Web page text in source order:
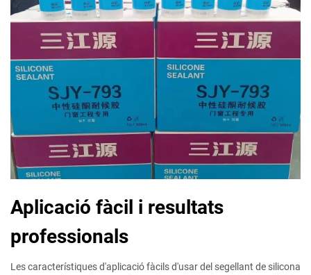
Aplicació fàcil i resultats
professionals
Les característiques d'aplicació fàcils d'usar del segellant de silicona